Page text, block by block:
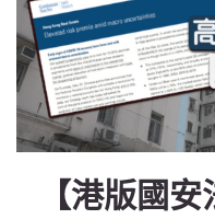
【港版國